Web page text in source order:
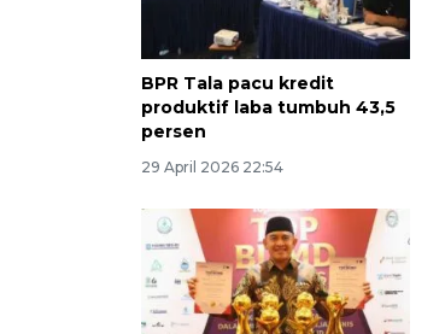
BPR Tala pacu kredit
produktif laba tumbuh 43,5
persen
29 April 2026 22:54